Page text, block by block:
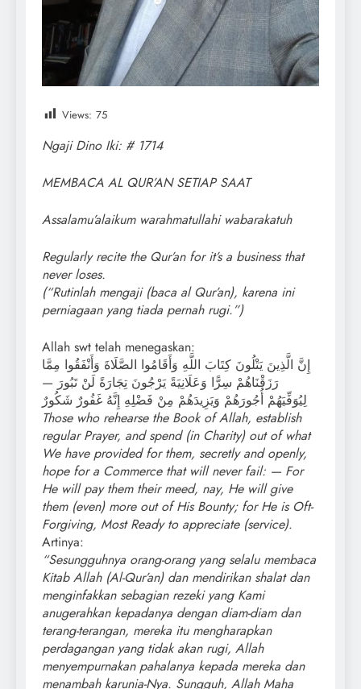
Views: 75
Ngaji Dino Iki: # 1714
MEMBACA AL QUR’AN SETIAP SAAT
Assalamu’alaikum warahmatullahi wabarakatuh
Regularly recite the Qur’an for it’s a business that
never loses.
(“Rutinlah mengaji (baca al Qur’an), karena ini
perniagaan yang tiada pernah rugi.”)
Allah swt telah menegaskan:
إِنَّ الَّذِينَ يَتْلُونَ كِتَابَ اللَّهِ وَأَقَامُوا الصَّلَاةَ وَأَنْفَقُوا مِمَّا
رَزَقْنَاهُمْ سِرًّا وَعَلَانِيَةً يَرْجُونَ تِجَارَةً لَنْ تَبُورَ —
لِيُوَفِّيَهُمْ أُجُورَهُمْ وَيَزِيدَهُمْ مِنْ فَضْلِهِ إِنَّهُ غَفُورٌ شَكُورٌ
Those who rehearse the Book of Allah, establish
regular Prayer, and spend (in Charity) out of what
We have provided for them, secretly and openly,
hope for a Commerce that will never fail: — For
He will pay them their meed, nay, He will give
them (even) more out of His Bounty; for He is Oft-
Forgiving, Most Ready to appreciate (service).
Artinya:
“Sesungguhnya orang-orang yang selalu membaca
Kitab Allah (Al-Qur’an) dan mendirikan shalat dan
menginfakkan sebagian rezeki yang Kami
anugerahkan kepadanya dengan diam-diam dan
terang-terangan, mereka itu mengharapkan
perdagangan yang tidak akan rugi, Allah
menyempurnakan pahalanya kepada mereka dan
menambah karunia-Nya. Sungguh, Allah Maha